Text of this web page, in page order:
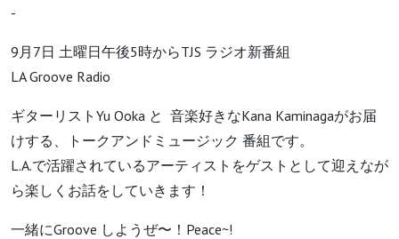
-
9月7日 土曜日午後5時からTJS ラジオ新番組
LA Groove Radio
ギターリストYu Ooka と 音楽好きなKana Kaminagaがお届
けする、トークアンドミュージック 番組です。
L.A.で活躍されているアーティストをゲストとして迎えなが
ら楽しくお話をしていきます！
一緒にGroove しようぜ〜！Peace~!